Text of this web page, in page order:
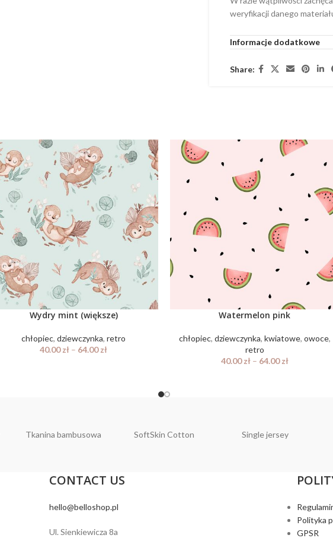
weryfikacji danego
Informacje dodatkowe
Share:
Wydry mint (większe)
chłopiec,dziewczynka,retro
40.00zł – 64.00zł
Watermelon pink
chłopiec, dziewczynka, kwiatowe, owoce,
retro
40.00zł– 64.00zł
Tkanina bambusowa SoftSkin Cotton Single jersey
CONTACT US
hello@belloshop.pl
Ul. Sienkiewicza 8a
Polityka
GPSR